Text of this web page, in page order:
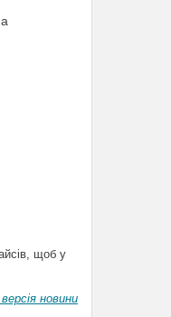
щоб у
новини